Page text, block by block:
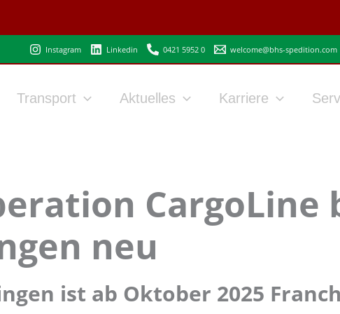
Instagram Linkedin 0421 5952 0 welcome@bhs-spedition.com
Transport Aktuelles Karriere
CargoLine
neu
ist ab Oktober 2025